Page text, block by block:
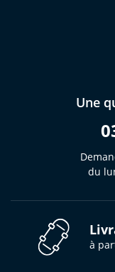
Une
du
à